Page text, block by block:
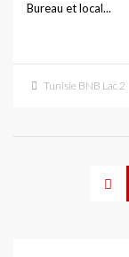
Bureau et local...
Tunisie BNB Lac 2